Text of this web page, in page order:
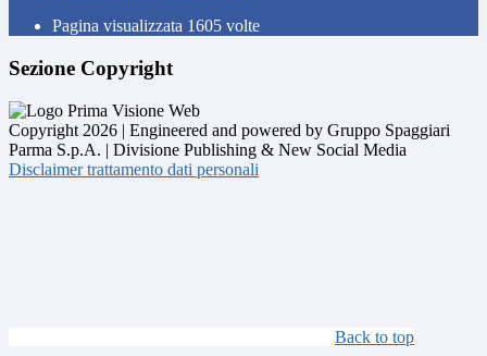
Pagina visualizzata 1605 volte
Sezione Copyright
Copyright 2026 | Engineered and powered by Gruppo Spaggiari
Parma S.p.A. | Divisione Publishing & New Social Media
Disclaimer trattamento dati personali
Back to top